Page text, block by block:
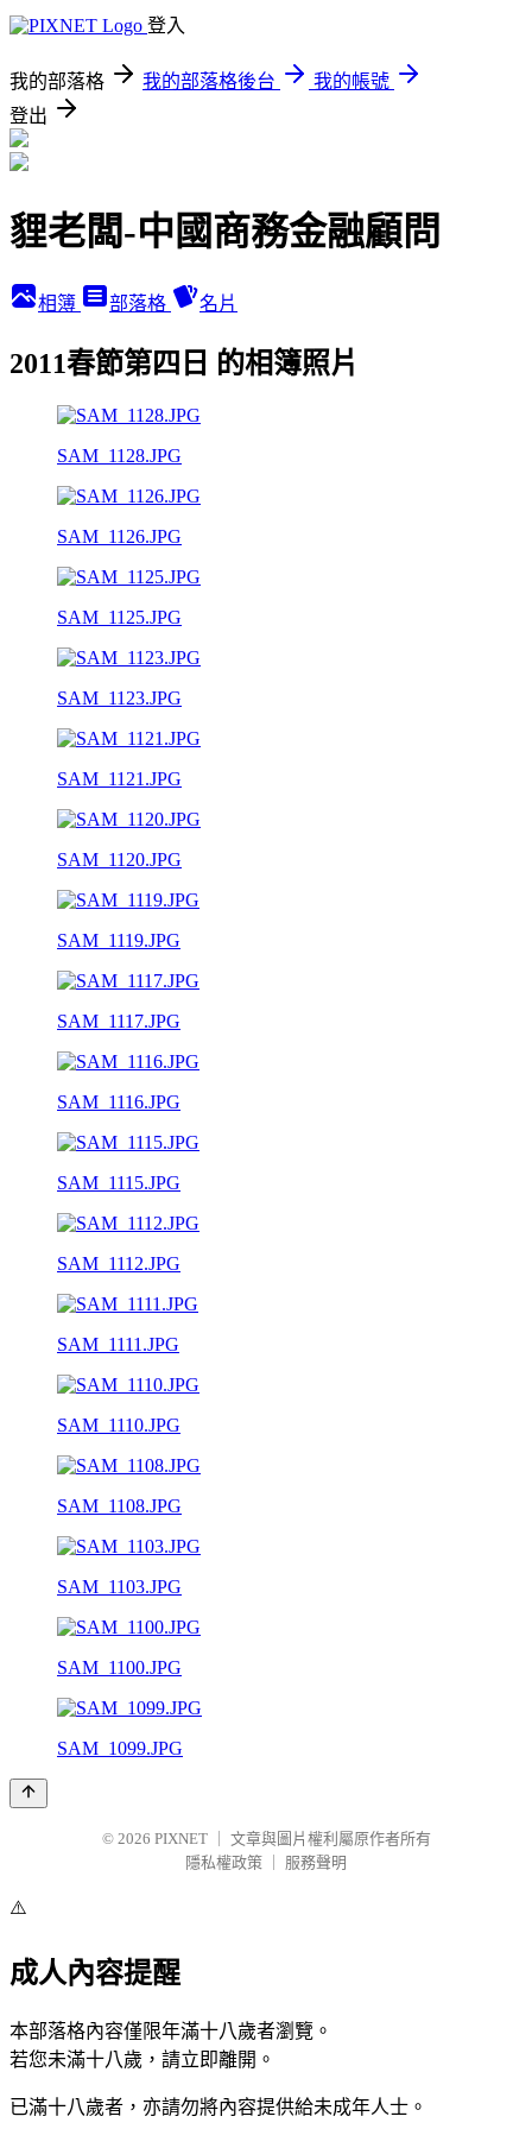
登入
我的部落格 我的部落格後台
我的帳號
登出
貍老闆-中國商務金融顧問
相簿 部落格 名片
2011春節第四日 的相簿照片
SAM_1128.JPG
SAM_1126.JPG
SAM_1125.JPG
SAM_1123.JPG
SAM_1121.JPG
SAM_1120.JPG
SAM_1119.JPG
SAM_1117.JPG
SAM_1116.JPG
SAM_1115.JPG
SAM_1112.JPG
SAM_1111.JPG
SAM_1110.JPG
SAM_1108.JPG
SAM_1103.JPG
SAM_1100.JPG
SAM_1099.JPG
© 2026 PIXNET
文章與圖片權利屬原作者所有
隱私權政策
服務聲明
⚠️
成人內容提醒
本部落格內容僅限年滿十八歲者瀏覽。
若您未滿十八歲，請立即離開。
已滿十八歲者，亦請勿將內容提供給未成年人士。